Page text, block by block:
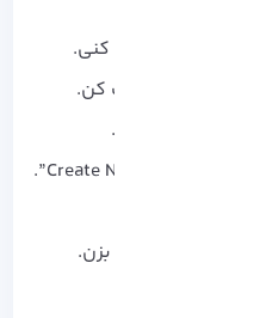
هم استفاده کنی.
دانلود و نصب کن.
آماده بشه.